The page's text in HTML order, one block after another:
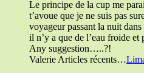
Le principe de la cup me
t’avoue que je ne suis pas
voyageur passant la nuit
il n’y a que de l’eau froide et
Any suggestion…..?!
Valerie Articles récents…